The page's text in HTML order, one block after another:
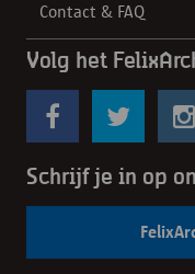
Contact & FAQ
Volg het
Schrijf je in op